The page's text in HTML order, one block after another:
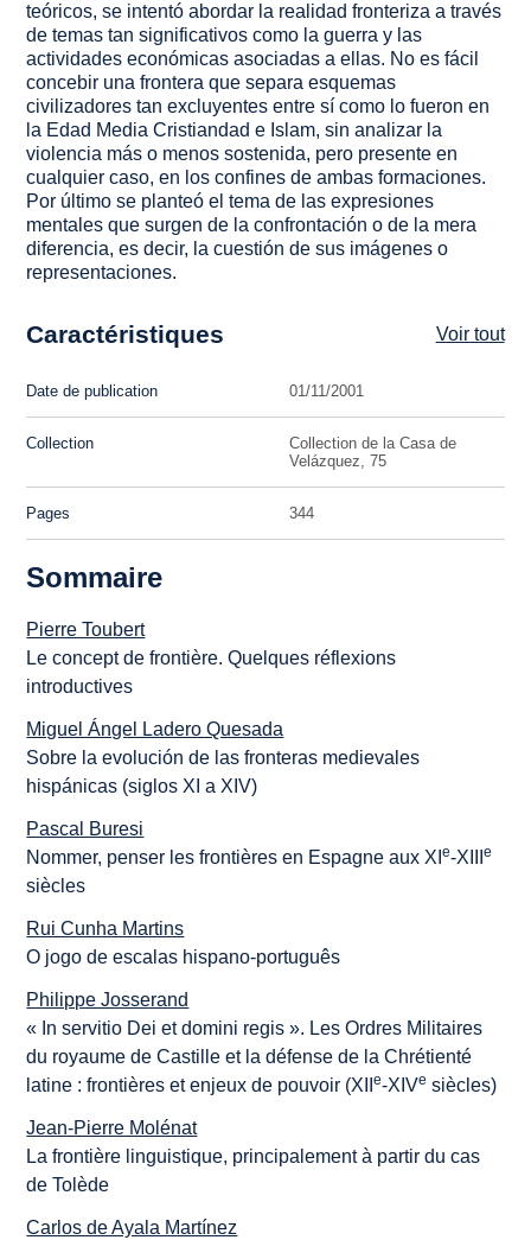
teóricos, se intentó abordar la realidad fronteriza a través
de temas tan significativos como la guerra y las
actividades económicas asociadas a ellas. No es fácil
concebir una frontera que separa esquemas
civilizadores tan excluyentes entre sí como lo fueron en
la Edad Media Cristiandad e Islam, sin analizar la
violencia más o menos sostenida, pero presente en
cualquier caso, en los confines de ambas formaciones.
Por último se planteó el tema de las expresiones
mentales que surgen de la confrontación o de la mera
diferencia, es decir, la cuestión de sus imágenes o
representaciones.
Caractéristiques Voir tout
Date de publication 01/11/2001
Collection
Collection de la Casa de
Velázquez, 75
Pages 344
Sommaire
Pierre Toubert
Le concept de frontière. Quelques réflexions
introductives
Miguel Ángel Ladero Quesada
Sobre la evolución de las fronteras medievales
hispánicas (siglos XI a XIV)
Pascal Buresi
Nommer, penser les frontières en Espagne aux XIe-XIIIe
siècles
Rui Cunha Martins
O jogo de escalas hispano-português
Philippe Josserand
« In servitio Dei et domini regis ». Les Ordres Militaires
du royaume de Castille et la défense de la Chrétienté
latine : frontières et enjeux de pouvoir (XIIe-XIVe siècles)
Jean-Pierre Molénat
La frontière linguistique, principalement à partir du cas
de Tolède
Carlos de Ayala Martínez